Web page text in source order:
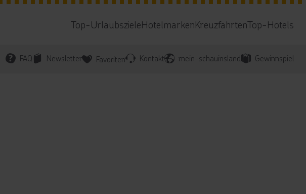
Top-UrlaubszieleHotelmarkenKreuzfahrtenTop-Hotels
FAQ Newsletter Favoriten Kontakt mein-schauinsland Gewinnspiel